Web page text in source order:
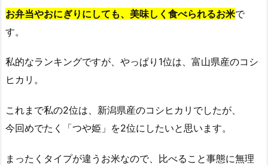
お弁当やおにぎりにしても、美味しく食べられるお米で
す。
私的なランキングですが、やっぱり1位は、富山県産のコシ
ヒカリ。
これまで私の2位は、新潟県産のコシヒカリでしたが、
今回めでたく「つや姫」を2位にしたいと思います。
まったくタイプが違うお米なので、比べること事態に無理